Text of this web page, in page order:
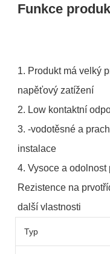
Funkce
1. Produkt má velký
napěťový zatížení
2. Low kontaktní
3. -vodotěsné a
instalace
4. Vysoce a odolnost
Rezistence na
další vlastnosti
Typ